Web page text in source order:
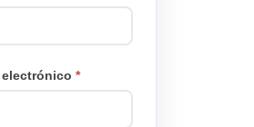
electrónico*